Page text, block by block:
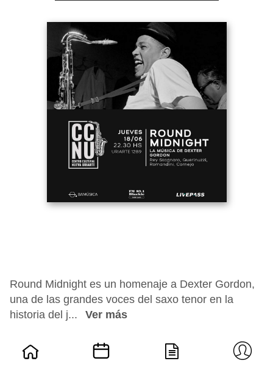
Round Midnight es un homenaje a Dexter Gordon,
una de las grandes voces del saxo tenor en la
historia del j...
Ver más